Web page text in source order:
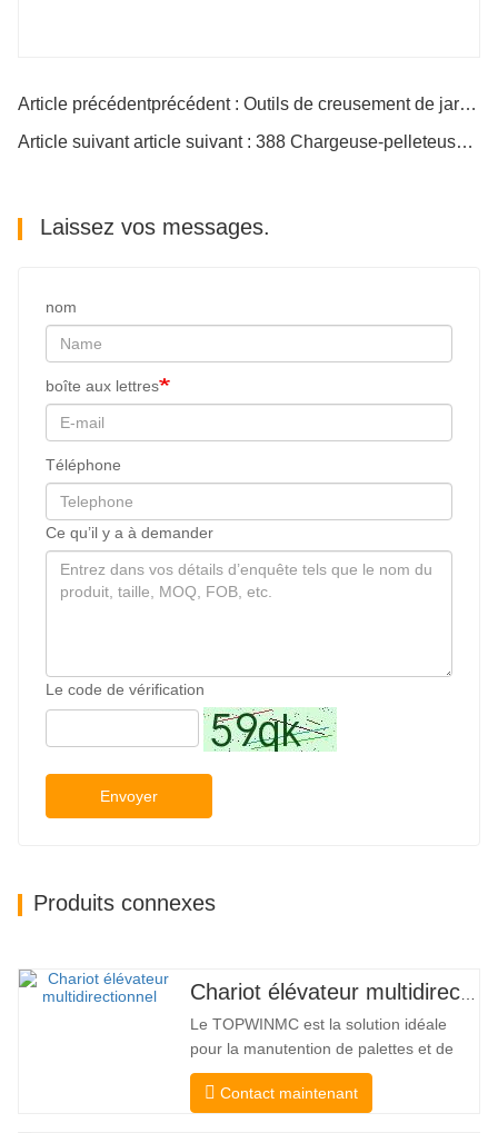
Article précédentprécédent : Outils de creusement de jardin à vis sans fin de terre
Article suivant article suivant : 388 Chargeuse-pelleteuse à vendre
Laissez vos messages.
nom
boîte aux lettres
Téléphone
Ce qu’il y a à demander
Le code de vérification
Envoyer
Produits connexes
Chariot élévateur multidirectionnel à carrosserie large de 3,5 à 5 tonnes
Le TOPWINMC est la solution idéale
pour la manutention de palettes et de
marchandises longues. Véritable chariot
élévateur deux-en-un, il allie les
Contact maintenant